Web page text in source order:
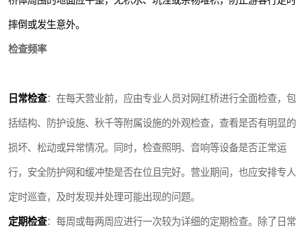
摔倒或发生意外。
检查频率
日常检查：在每天营业前，应由专业人员对网红桥进行全面检查，包
括结构、防护设施、秋千等附属设施的外观检查，查看是否有明显的
损坏、松动或异常情况。同时，检查照明、音响等设备是否正常运
行，安全防护网和缓冲垫是否在位且完好。营业期间，也应安排专人
定时巡查，及时发现并处理可能出现的问题。
定期检查：每周或每两周应进行一次较为详细的定期检查。除了日常